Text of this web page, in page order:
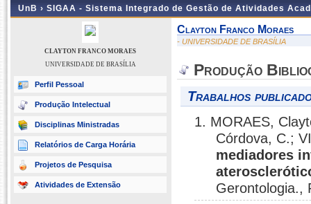
UnB › SIGAA - Sistema Integrado de Gestão de Atividades
CLAYTON FRANCO MORAES
UNIVERSIDADE DE BRASÍLIA
Perfil Pessoal
Produção Intelectual
Disciplinas Ministradas
Relatórios de Carga Horária
Projetos de Pesquisa
Atividades de Extensão
Clayton Franco Moraes
- UNIVERSIDADE DE BRASÍLIA
Produção
Trabalhos
1. MORAES,
Córdova, C.;
mediadores
Gerontologia.,